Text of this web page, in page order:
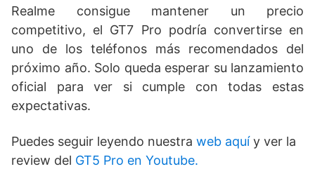
Realme consigue mantener un precio
competitivo, el GT7 Pro podría convertirse en
uno de los teléfonos más recomendados del
próximo año. Solo queda esperar su lanzamiento
oficial para ver si cumple con todas estas
expectativas.
Puedes seguir leyendo nuestra web aquíy ver la
review del GT5 Pro en Youtube.